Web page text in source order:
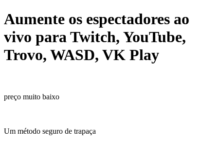
Aumente os espectadores ao
vivo para Twitch, YouTube,
Trovo, WASD, VK Play
preço muito baixo
Um método seguro de trapaça